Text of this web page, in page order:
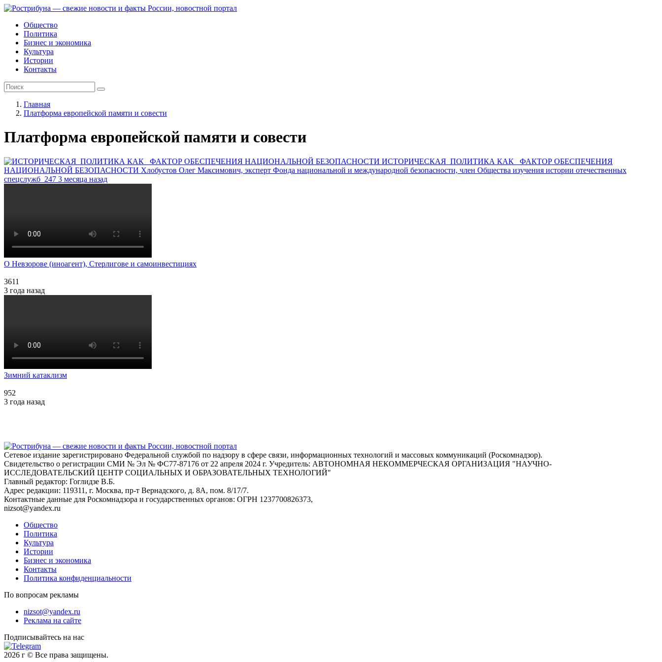
Общество
Политика
Бизнес и экономика
Культура
Истории
Контакты
Главная
Платформа европейской памяти и совести
Платформа европейской памяти и совести
ИСТОРИЧЕСКАЯ ПОЛИТИКА КАК ФАКТОР ОБЕСПЕЧЕНИЯ
НАЦИОНАЛЬНОЙ БЕЗОПАСНОСТИ Хлобустов Олег Максимович, эксперт Фонда национальной и международной безопасности, член Общества изучения истории отечественных
спецслужб 247 3 месяца назад
О Невзорове (иноагент), Стерлигове и самоинвестициях
3611
3 года назад
Зимний катаклизм
952
3 года назад
Сетевое издание зарегистрировано Федеральной службой по надзору в сфере связи, информационных технологий и массовых коммуникаций (Роскомнадзор).
Свидетельство о регистрации СМИ № Эл № ФС77-87176 от 22 апреля 2024 г. Учредитель: АВТОНОМНАЯ НЕКОММЕРЧЕСКАЯ ОРГАНИЗАЦИЯ "НАУЧНО-
ИССЛЕДОВАТЕЛЬСКИЙ ЦЕНТР СОЦИАЛЬНЫХ И ОБРАЗОВАТЕЛЬНЫХ ТЕХНОЛОГИЙ"
Главный редактор: Гоглидзе В.Б.
Адрес редакции: 119311, г. Москва, пр-т Вернадского, д. 8А, пом. 8/17/7.
Контактные данные для Роскомнадзора и государственных органов: ОГРН 1237700826373,
nizsot@yandex.ru
Общество
Политика
Культура
Истории
Бизнес и экономика
Контакты
Политика конфиденциальности
По вопросам рекламы
nizsot@yandex.ru
Реклама на сайте
Подписывайтесь на нас
2026 г © Все права защищены.